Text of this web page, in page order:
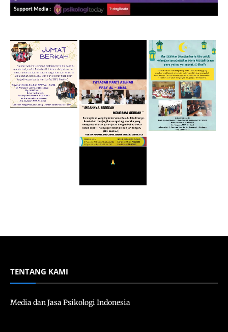
TENTANG KAMI
Media dan Jasa Psikologi Indonesia